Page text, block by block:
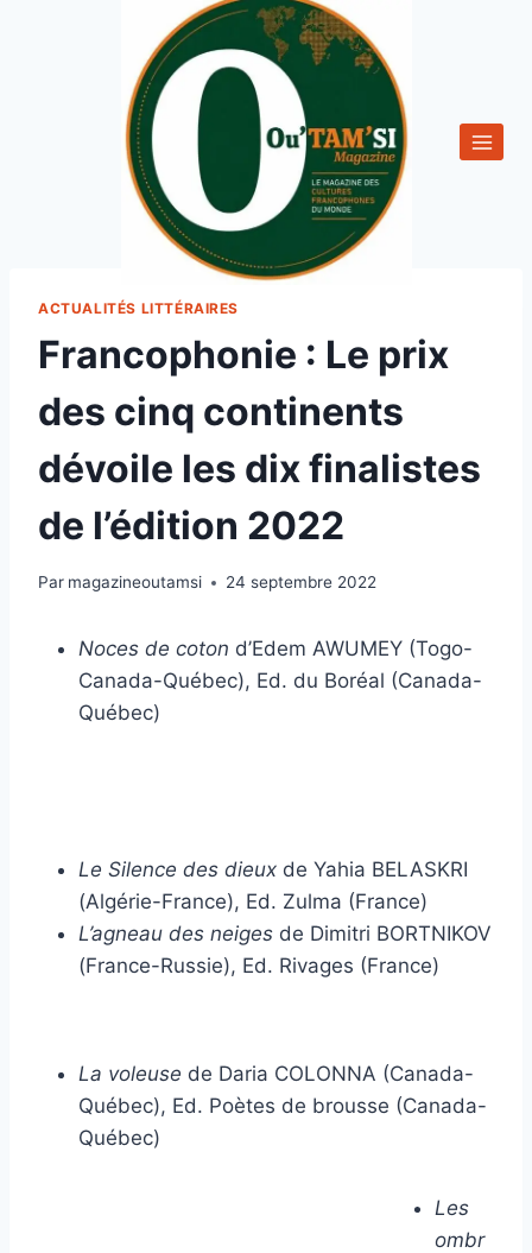
ACTUALITÉS LITTÉRAIRES
Francophonie : Le prix
des cinq continents
dévoile les dix finalistes
de l’édition 2022
Par magazineoutamsi 24 septembre 2022
Noces de coton d’Edem AWUMEY (Togo-
Canada-Québec), Ed. du Boréal (Canada-
Québec)
Le Silence des dieux de Yahia BELASKRI
(Algérie-France), Ed. Zulma (France)
L’agneau des neiges de Dimitri BORTNIKOV
(France-Russie), Ed. Rivages (France)
La voleuse de Daria COLONNA (Canada-
Québec), Ed. Poètes de brousse (Canada-
Québec)
Les
ombr